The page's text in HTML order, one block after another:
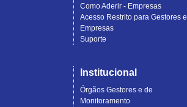
Como Aderir - Empresas
Acesso Restrito para Gestores e
Empresas
Suporte
Institucional
Órgãos Gestores e de
Monitoramento